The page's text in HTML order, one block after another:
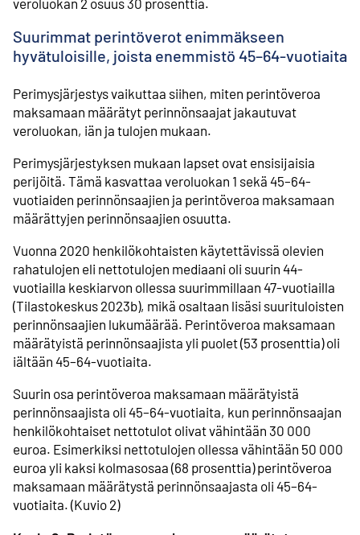
Suurimmat perintöverot enimmäkseen
hyvätuloisille, joista enemmistö 45–64-vuotiaita
Perimysjärjestys vaikuttaa siihen, miten perintöveroa
maksamaan määrätyt perinnön­saajat jakautuvat
veroluokan, iän ja tulojen mukaan.
Perimys­järjestyksen mukaan lapset ovat ensisijaisia
perijöitä. Tämä kasvattaa veroluokan 1 sekä 45–64-
vuotiaiden perinnönsaajien ja perintöveroa maksamaan
määrättyjen perinnön­saajien osuutta.
Vuonna 2020 henkilökohtaisten käytettävissä olevien
rahatulojen eli nettotulojen mediaani oli suurin 44-
vuotiailla keskiarvon ollessa suurimmillaan 47-vuotiailla
(Tilastokeskus 2023b), mikä osaltaan lisäsi suurituloisten
perinnönsaajien lukumäärää. Perintöveroa maksamaan
määrätyistä perinnön­saajista yli puolet (53 prosenttia) oli
iältään 45–64-vuotiaita.
Suurin osa perintöveroa maksamaan määrätyistä
perinnönsaajista oli 45–64-vuotiaita, kun perinnönsaajan
henkilö­kohtaiset nettotulot olivat vähintään 30 000
euroa. Esimerkiksi nettotulojen ollessa vähintään 50 000
euroa yli kaksi kolmasosaa (68 prosenttia) perintöveroa
maksamaan määrätystä perinnönsaajasta oli 45–64-
vuotiaita. (Kuvio 2)